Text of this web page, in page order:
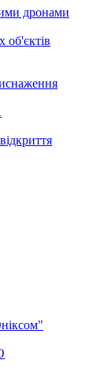
дронами
об'єктів